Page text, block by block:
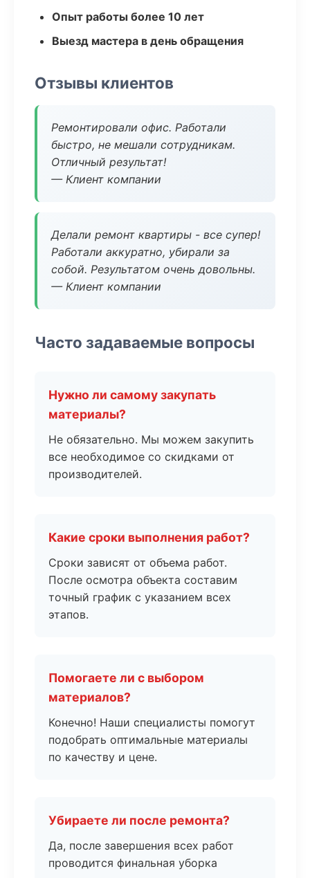
Опыт работы более 10 лет
Выезд мастера в день обращения
Отзывы клиентов
Ремонтировали офис. Работали
быстро, не мешали сотрудникам.
Отличный результат!
— Клиент компании
Делали ремонт квартиры - все супер!
Работали аккуратно, убирали за
собой. Результатом очень довольны.
— Клиент компании
Часто задаваемые вопросы
Нужно ли самому закупать
материалы?
Не обязательно. Мы можем закупить
все необходимое со скидками от
производителей.
Какие сроки выполнения работ?
Сроки зависят от объема работ.
После осмотра объекта составим
точный график с указанием всех
этапов.
Помогаете ли с выбором
материалов?
Конечно! Наши специалисты помогут
подобрать оптимальные материалы
по качеству и цене.
Убираете ли после ремонта?
Да, после завершения всех работ
проводится финальная уборка